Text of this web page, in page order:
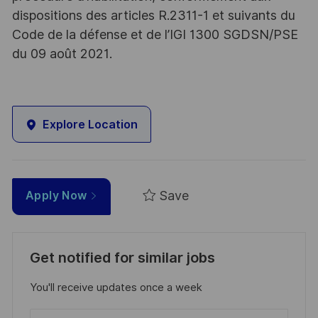
dispositions des articles R.2311-1 et suivants du
Code de la défense et de l’IGI 1300 SGDSN/PSE
du 09 août 2021.
Explore Location
Apply Now Save
Get notified for similar jobs
You'll receive updates once a week